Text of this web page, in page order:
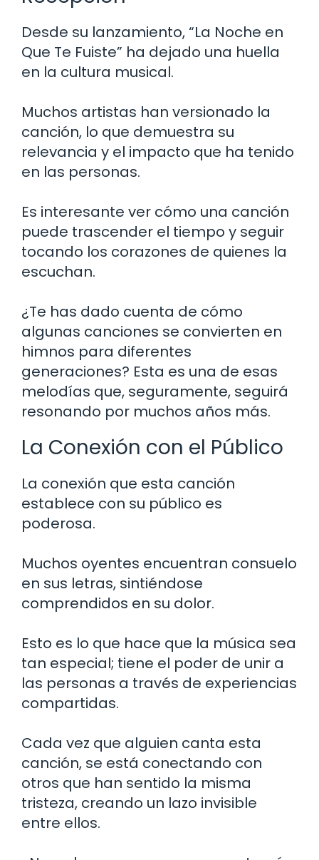
Desde su lanzamiento, “La Noche en
Que Te Fuiste” ha dejado una huella
en la cultura musical.
Muchos artistas han versionado la
canción, lo que demuestra su
relevancia y el impacto que ha tenido
en las personas.
Es interesante ver cómo una canción
puede trascender el tiempo y seguir
tocando los corazones de quienes la
escuchan.
¿Te has dado cuenta de cómo
algunas canciones se convierten en
himnos para diferentes
generaciones? Esta es una de esas
melodías que, seguramente, seguirá
resonando por muchos años más.
La Conexión con el Público
La conexión que esta canción
establece con su público es
poderosa.
Muchos oyentes encuentran consuelo
en sus letras, sintiéndose
comprendidos en su dolor.
Esto es lo que hace que la música sea
tan especial; tiene el poder de unir a
las personas a través de experiencias
compartidas.
Cada vez que alguien canta esta
canción, se está conectando con
otros que han sentido la misma
tristeza, creando un lazo invisible
entre ellos.